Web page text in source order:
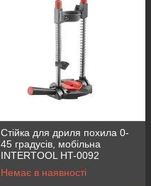
Стійка для дриля похила 0-
45 градусів, мобільна
INTERTOOL HT-0092
Немає в наявності